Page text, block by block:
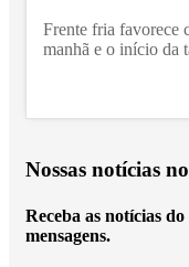
Frente fria favorece
manhã e o início da
Nossas notícias
Receba as notícias
mensagens.